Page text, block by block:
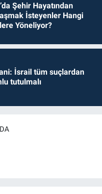
Şehir Hayatından
İsteyenler Hangi
Yöneliyor?
İsrail tüm suçlardan
tutulmalı